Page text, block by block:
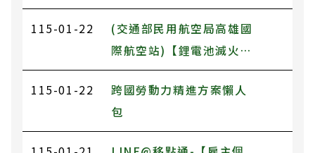
再忘記】
115-01-22
(交通部民用航空局高雄國
際航空站)【鋰電池滅火應
變處理方式-民眾版宣導資
料】
115-01-22
跨國勞動力精進方案懶人
包